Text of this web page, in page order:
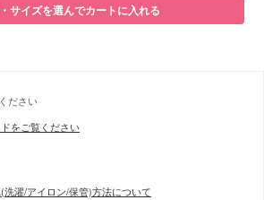
サイズを選んでカートに入れる
ださい
をご覧ください
洗濯/アイロン/保管)方法について